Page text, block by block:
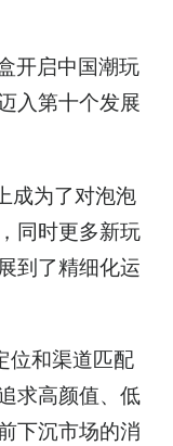
开启中国潮玩
入第十个发展
成为了对泡泡
同时更多新玩
到了精细化运
位和渠道匹配
求高颜值、低
下沉市场的消